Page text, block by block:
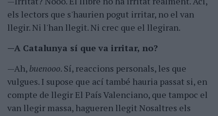
els lectors que s'haurien pogut irritar, no el van
llegir. Ni l'han llegit. Ni crec que el llegiran.
—A Catalunya sí que va irritar, no?
—Ah, buenooo. Sí, reaccions personals, les que
vulgues. I supose que ací també hauria passat si, en
compte de llegir El País Valenciano, que tampoc el
van llegir massa, hagueren llegit Nosaltres els